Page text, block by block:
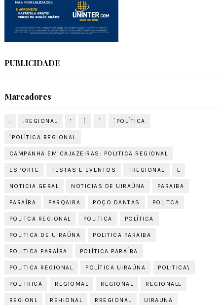
PUBLICIDADE
Marcadores
. .REGIONAL ' [ ´ ´POLÍTICA
´POLÍTICA REGIONAL
CAMPANHA EM CAJAZEIRAS: POLITICA REGIONAL
ESPORTE FESTAS E EVENTOS FREGIONAL L
NOTICIA GERAL NOTICIAS DE UIRAÚNA PARAIBA
PARAÍBA PARQAIBA POÇO DANTAS POLITCA
POLITCA REGIONAL POLITICA POLÍTICA
POLITICA DE UIRAÚNA POLITICA PARAIBA
POLITICA PARAÍBA POLÍTICA PARAÍBA
POLITICA REGIONAL POLÍTICA UIRAÚNA POLITICA\
POLITRICA REGIOMAL REGIONAL REGIONALL
REGIONL REHIONAL RREGIONAL UIRAUNA